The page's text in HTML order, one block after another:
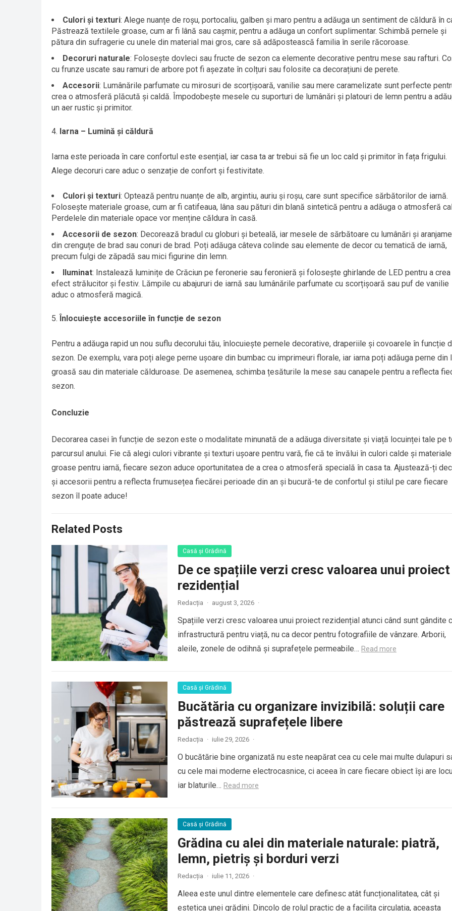
Culori și texturi: Alege nuanțe de roșu, portocaliu, galben și maro pentru a adăuga un sentiment de căldură în
Păstrează textilele groase, cum ar fi lână sau cașmir, pentru a adăuga un confort suplimentar. Schimbă pernele și
pătura din sufragerie cu unele din material mai gros, care să adăpostească familia în serile răcoroase.
Decoruri naturale: Folosește dovleci sau fructe de sezon ca elemente decorative pentru mese sau rafturi.
cu frunze uscate sau ramuri de arbore pot fi așezate în colțuri sau folosite ca decorațiuni de perete.
Accesorii: Lumânările parfumate cu mirosuri de scorțișoară, vanilie sau mere caramelizate sunt perfecte
crea o atmosferă plăcută și caldă. Împodobește mesele cu suporturi de lumânări și platouri de lemn pentru a
un aer rustic și primitor.
Iarna – Lumină și căldură
Iarna este perioada în care confortul este esențial, iar casa ta ar trebui să fie un loc cald și primitor în fața frigului.
Alege decoruri care aduc o senzație de confort și festivitate.
Culori și texturi: Optează pentru nuanțe de alb, argintiu, auriu și roșu, care sunt specifice sărbătorilor de iarnă.
Folosește materiale groase, cum ar fi catifeaua, lâna sau pături din blană sintetică pentru a adăuga o atmosferă
Perdelele din materiale opace vor menține căldura în casă.
Accesorii de sezon: Decorează bradul cu globuri și beteală, iar mesele de sărbătoare cu lumânări și
din crenguțe de brad sau conuri de brad. Poți adăuga câteva colinde sau elemente de decor cu tematică de iarnă,
precum fulgi de zăpadă sau mici figurine din lemn.
Iluminat: Instalează luminițe de Crăciun pe feronerie sau feronieră și folosește ghirlande de LED pentru a crea
efect strălucitor și festiv. Lămpile cu abajururi de iarnă sau lumânările parfumate cu scorțișoară sau puf de vanilie
aduc o atmosferă magică.
Înlocuiește accesoriile în funcție de sezon
Pentru a adăuga rapid un nou suflu decorului tău, înlocuiește pernele decorative, draperiile și covoarele în funcție
sezon. De exemplu, vara poți alege perne ușoare din bumbac cu imprimeuri florale, iar iarna poți adăuga perne din
groasă sau din materiale călduroase. De asemenea, schimba țesăturile la mese sau canapele pentru a reflecta
sezon.
Concluzie
Decorarea casei în funcție de sezon este o modalitate minunată de a adăuga diversitate și viață locuinței tale pe
parcursul anului. Fie că alegi culori vibrante și texturi ușoare pentru vară, fie că te învălui în culori calde și materiale
groase pentru iarnă, fiecare sezon aduce oportunitatea de a crea o atmosferă specială în casa ta. Ajustează-ți
și accesorii pentru a reflecta frumusețea fiecărei perioade din an și bucură-te de confortul și stilul pe care fiecare
sezon îl poate aduce!
Related Posts
Casă și Grădină
De ce spațiile verzi cresc valoarea unui proiect
rezidențial
Redacția · august 3, 2026 ·
Spațiile verzi cresc valoarea unui proiect rezidențial atunci când sunt gândite
infrastructură pentru viață, nu ca decor pentru fotografiile de vânzare. Arborii,
aleile, zonele de odihnă și suprafețele permeabile… Read more
Casă și Grădină
Bucătăria cu organizare invizibilă: soluții care
păstrează suprafețele libere
Redacția · iulie 29, 2026 ·
O bucătărie bine organizată nu este neapărat cea cu cele mai multe dulapuri
cu cele mai moderne electrocasnice, ci aceea în care fiecare obiect își are
iar blaturile… Read more
Casă și Grădină
Grădina cu alei din materiale naturale: piatră,
lemn, pietriș și borduri verzi
Redacția · iulie 11, 2026 ·
Aleea este unul dintre elementele care definesc atât funcționalitatea, cât și
estetica unei grădini. Dincolo de rolul practic de a facilita circulația, aceasta